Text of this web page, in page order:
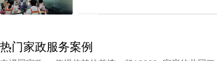
孩子学习等，个体能量越高，家政公司越秀
小时工费用自然越高。
热门家政服务案例